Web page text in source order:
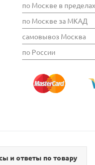
по Москве в
по Москве за МКАД
самовывоз Москва
по России
и ответы по товару